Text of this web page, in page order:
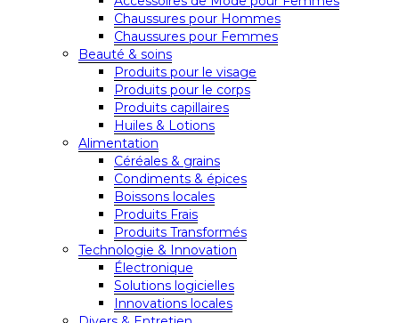
Chaussures pour Hommes
Chaussures pour Femmes
Beauté & soins
Produits pour le visage
Produits pour le corps
Produits capillaires
Huiles & Lotions
Alimentation
Céréales & grains
Condiments & épices
Boissons locales
Produits Frais
Produits Transformés
Technologie & Innovation
Électronique
Solutions logicielles
Innovations locales